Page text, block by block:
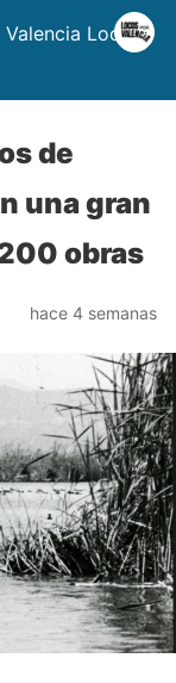
Locos
de
una gran
obras
hace 4 semanas